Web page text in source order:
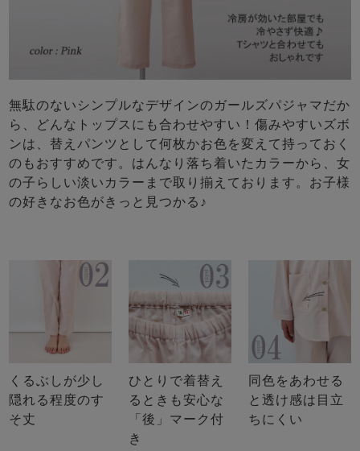
無駄のないシンプルなデザインのガールズパジャマだか
ら、どんなトップスにも合わせやすい！傷みやすいズボ
ンは、替えパンツとして何枚かお色を変えて持っておく
のもおすすめです。はんなり落ち着いたカラーから、女
の子らしい淡いカラーまで取り揃えております。お子様
の好きなお色がきっと見つかる♪
くるぶしが少し
隠れる程度のす
そ丈
ひとりで着替え
るときも安心な
「後」マーク付
き
同色をあわせる
と透け感は目立
ちにくい